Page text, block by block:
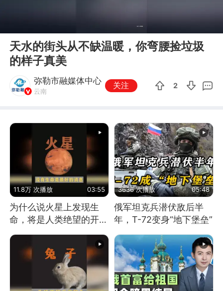
天水的街头从不缺温暖，你弯腰捡垃圾
的样子真美
弥勒市融媒体中心
云南
关注 2
11.8万 次播放 03:55
为什么说火星上发现生
命，将是人类绝望的开
始？
3636 次播放 05:48
俄军坦克兵潜伏敌后半
年，T-72变身“地下堡垒”